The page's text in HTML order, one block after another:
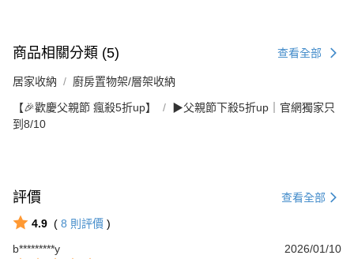
商品相關分類 (5) 查看全部
居家收納 廚房置物架/層架收納
【🎉歡慶父親節 瘋殺5折up】
▶父親節下殺5折up｜官網獨家只
到8/10
評價 查看全部
4.9 ( 8 則評價 )
b*********y
2026/01/10